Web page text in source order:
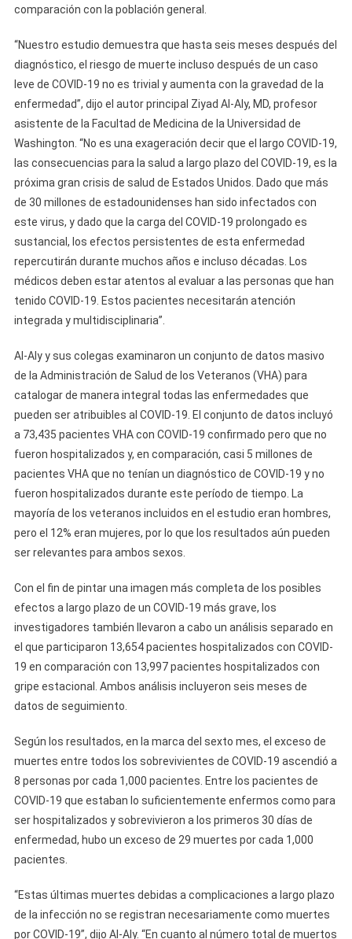
comparación con la población general.
“Nuestro estudio demuestra que hasta seis meses después del
diagnóstico, el riesgo de muerte incluso después de un caso
leve de COVID-19 no es trivial y aumenta con la gravedad de la
enfermedad”, dijo el autor principal Ziyad Al-Aly, MD, profesor
asistente de la Facultad de Medicina de la Universidad de
Washington. “No es una exageración decir que el largo COVID-19,
las consecuencias para la salud a largo plazo del COVID-19, es la
próxima gran crisis de salud de Estados Unidos. Dado que más
de 30 millones de estadounidenses han sido infectados con
este virus, y dado que la carga del COVID-19 prolongado es
sustancial, los efectos persistentes de esta enfermedad
repercutirán durante muchos años e incluso décadas. Los
médicos deben estar atentos al evaluar a las personas que han
tenido COVID-19. Estos pacientes necesitarán atención
integrada y multidisciplinaria”.
Al-Aly y sus colegas examinaron un conjunto de datos masivo
de la Administración de Salud de los Veteranos (VHA) para
catalogar de manera integral todas las enfermedades que
pueden ser atribuibles al COVID-19. El conjunto de datos incluyó
a 73,435 pacientes VHA con COVID-19 confirmado pero que no
fueron hospitalizados y, en comparación, casi 5 millones de
pacientes VHA que no tenían un diagnóstico de COVID-19 y no
fueron hospitalizados durante este período de tiempo. La
mayoría de los veteranos incluidos en el estudio eran hombres,
pero el 12% eran mujeres, por lo que los resultados aún pueden
ser relevantes para ambos sexos.
Con el fin de pintar una imagen más completa de los posibles
efectos a largo plazo de un COVID-19 más grave, los
investigadores también llevaron a cabo un análisis separado en
el que participaron 13,654 pacientes hospitalizados con COVID-
19 en comparación con 13,997 pacientes hospitalizados con
gripe estacional. Ambos análisis incluyeron seis meses de
datos de seguimiento.
Según los resultados, en la marca del sexto mes, el exceso de
muertes entre todos los sobrevivientes de COVID-19 ascendió a
8 personas por cada 1,000 pacientes. Entre los pacientes de
COVID-19 que estaban lo suficientemente enfermos como para
ser hospitalizados y sobrevivieron a los primeros 30 días de
enfermedad, hubo un exceso de 29 muertes por cada 1,000
pacientes.
“Estas últimas muertes debidas a complicaciones a largo plazo
de la infección no se registran necesariamente como muertes
por COVID-19”, dijo Al-Aly. “En cuanto al número total de muertos